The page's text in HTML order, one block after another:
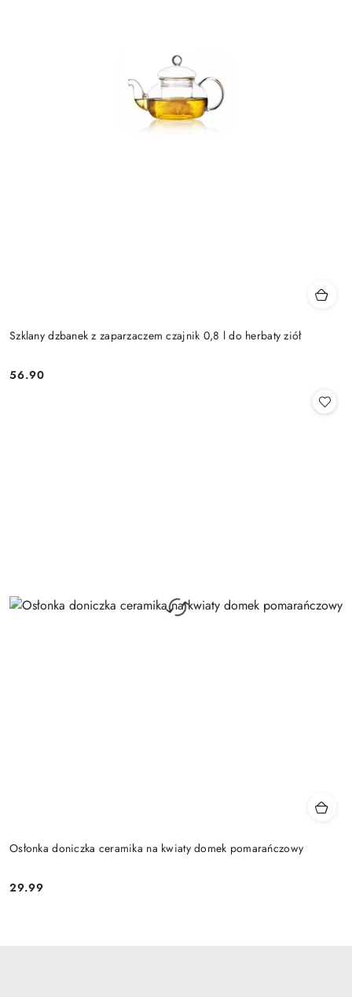
Szklany dzbanek z zaparzaczem czajnik 0,8 l do herbaty ziół
Cena:
56.90
Osłonka doniczka ceramika na kwiaty domek pomarańczowy
Cena:
29.99